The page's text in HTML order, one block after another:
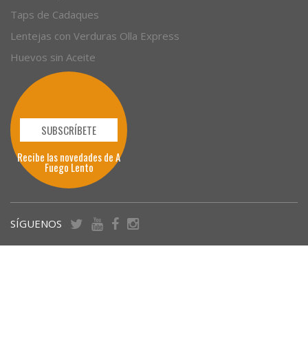
Taps de Cadaques
Lentejas con Verduras Olla Express
Huevos sin Aceite
SUBSCRÍBETE
Recibe las novedades de A
Fuego Lento
SÍGUENOS